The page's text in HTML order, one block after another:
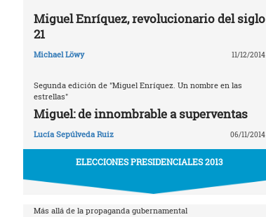
Miguel Enríquez, revolucionario del siglo
21
Michael Löwy 11/12/2014
Segunda edición de "Miguel Enríquez. Un nombre en las
estrellas"
Miguel: de innombrable a superventas
Lucía Sepúlveda Ruiz 06/11/2014
ELECCIONES PRESIDENCIALES 2013
Más allá de la propaganda gubernamental